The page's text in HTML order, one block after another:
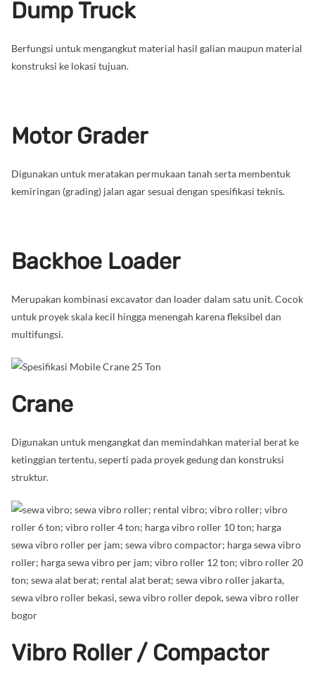
Dump Truck
Berfungsi untuk mengangkut material hasil galian maupun material
konstruksi ke lokasi tujuan.
Motor Grader
Digunakan untuk meratakan permukaan tanah serta membentuk
kemiringan (grading) jalan agar sesuai dengan spesifikasi teknis.
Backhoe Loader
Merupakan kombinasi excavator dan loader dalam satu unit. Cocok
untuk proyek skala kecil hingga menengah karena fleksibel dan
multifungsi.
Crane
Digunakan untuk mengangkat dan memindahkan material berat ke
ketinggian tertentu, seperti pada proyek gedung dan konstruksi
struktur.
Vibro Roller / Compactor